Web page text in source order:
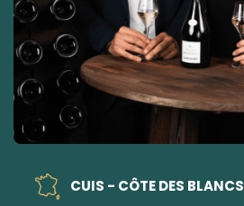
CUIS - CÔTE DES BLANCS